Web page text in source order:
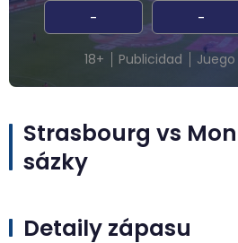
- -
18+ Publicidad
Strasbourg vs
sázky
Detaily zápasu